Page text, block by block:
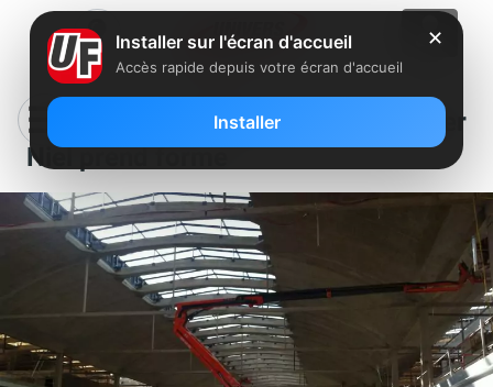
La Halle aux 1000 start up de Xavier
Niel prend forme
✕
Installer sur l'écran d'accueil
Accès rapide depuis votre écran d'accueil
Installer